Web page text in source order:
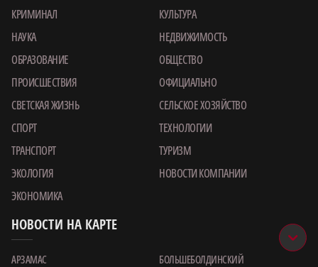
КРИМИНАЛ
КУЛЬТУРА
НАУКА
НЕДВИЖИМОСТЬ
ОБРАЗОВАНИЕ
ОБЩЕСТВО
ПРОИСШЕСТВИЯ
ОФИЦИАЛЬНО
СВЕТСКАЯ ЖИЗНЬ
СЕЛЬСКОЕ ХОЗЯЙСТВО
СПОРТ
ТЕХНОЛОГИИ
ТРАНСПОРТ
ТУРИЗМ
ЭКОЛОГИЯ
НОВОСТИ КОМПАНИИ
ЭКОНОМИКА
НОВОСТИ НА КАРТЕ
АРЗАМАС
БОЛЬШЕБОЛДИНСКИЙ